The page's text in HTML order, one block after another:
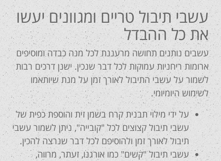
עשבי תיבול טריים ומגוונים יעשו
את כל ההבדל
עשבים נותנים תחושה מרעננת לכל מנה כבדה ומוסיפים
ארומות ריחניות עמוקות לכל דבר שנכין. ישנן דרכים רבות
לשמור על עשבי התיבול לאורך זמן על מנת שיותאמו
לשימוש היומיומי.
על ידי מילוי תבנית קרח בשמן זית והוספת כפית של
עשבי תיבול קצוצים לכל "קובייה", ניתן לשמור עשבי
תיבול לאורך זמן ולהוסיפם לכל דבר שנרצה להכין.
עשבי תיבול "קשים" כמו אורגנו, זעתר, מרווה,